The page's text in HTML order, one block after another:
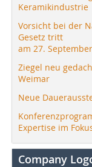
Keramikindustrie
Vorsicht bei der
Gesetz tritt
am 27.
Ziegel neu
Weimar
Neue
Expertise im
Company